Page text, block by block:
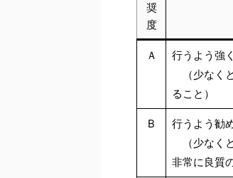
奨
度
Ａ
行うよう強
（少なく
ること）
B
行うよう勧
（少なく
非常に良質